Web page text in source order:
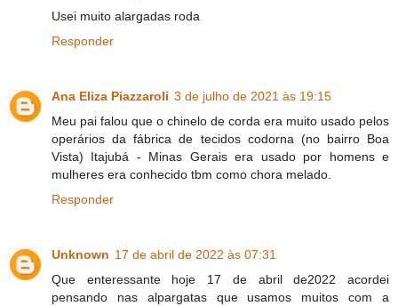
Usei muito alargadas roda
Responder
Ana Eliza Piazzaroli 3 de julho de 2021 às 19:15
Meu pai falou que o chinelo de corda era muito usado pelos
operários da fábrica de tecidos codorna (no bairro Boa
Vista) Itajubá - Minas Gerais era usado por homens e
mulheres era conhecido tbm como chora melado.
Responder
Unknown 17 de abril de 2022 às 07:31
Que enteressante hoje 17 de abril de2022 acordei
pensando nas alpargatas que usamos muitos com a